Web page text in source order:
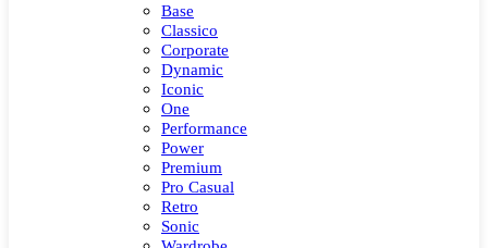
Base
Classico
Corporate
Dynamic
Iconic
One
Performance
Power
Premium
Pro Casual
Retro
Sonic